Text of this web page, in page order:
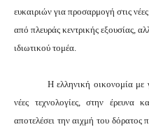
ευκαιριών για προσαρμογή στις
από πλευράς κεντρικής εξουσίας,
ιδιωτικού τομέα.
Η ελληνική οικονομία με
νέες τεχνολογίες, στην έρευνα
αποτελέσει την αιχμή του δόρατος